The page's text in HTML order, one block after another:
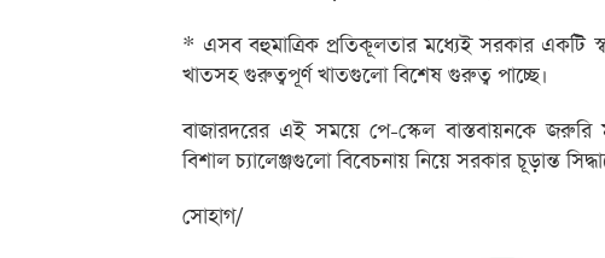
* এসব বহুমাত্রিক প্রতিকূলতার মধ্যেই সরকার একটি
খাতসহ গুরুত্বপূর্ণ খাতগুলো বিশেষ গুরুত্ব পাচ্ছে।
বাজারদরের এই সময়ে পে-স্কেল বাস্তবায়নকে জরুরি
বিশাল চ্যালেঞ্জগুলো বিবেচনায় নিয়ে সরকার চূড়ান্ত
সোহাগ/